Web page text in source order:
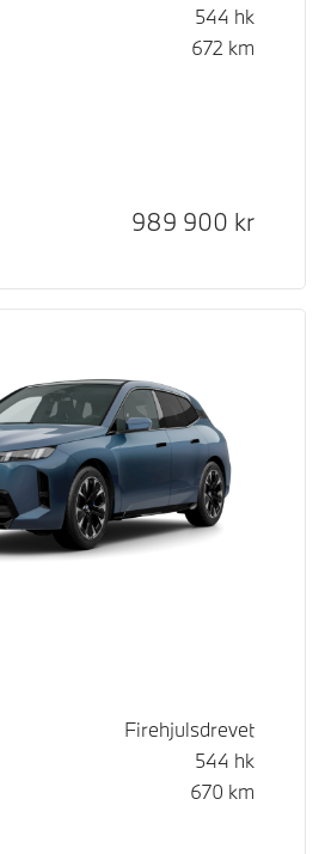
544 hk
672 km
Kontantpris
989 900 kr
Firehjulsdrevet
544 hk
670 km